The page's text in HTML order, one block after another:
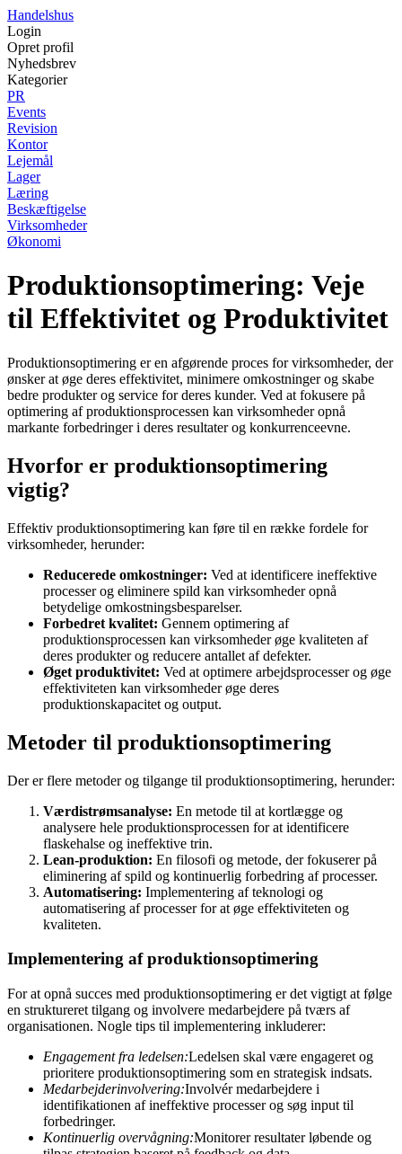
Handelshus
Login
Opret profil
Nyhedsbrev
Kategorier
PR
Events
Revision
Kontor
Lejemål
Lager
Læring
Beskæftigelse
Virksomheder
Økonomi
Produktionsoptimering: Veje
til Effektivitet og Produktivitet
Produktionsoptimering er en afgørende proces for virksomheder, der
ønsker at øge deres effektivitet, minimere omkostninger og skabe
bedre produkter og service for deres kunder. Ved at fokusere på
optimering af produktionsprocessen kan virksomheder opnå
markante forbedringer i deres resultater og konkurrenceevne.
Hvorfor er produktionsoptimering
vigtig?
Effektiv produktionsoptimering kan føre til en række fordele for
virksomheder, herunder:
Reducerede omkostninger: Ved at identificere ineffektive
processer og eliminere spild kan virksomheder opnå
betydelige omkostningsbesparelser.
Forbedret kvalitet: Gennem optimering af
produktionsprocessen kan virksomheder øge kvaliteten af
deres produkter og reducere antallet af defekter.
Øget produktivitet: Ved at optimere arbejdsprocesser og øge
effektiviteten kan virksomheder øge deres
produktionskapacitet og output.
Metoder til produktionsoptimering
Der er flere metoder og tilgange til produktionsoptimering, herunder:
Værdistrømsanalyse: En metode til at kortlægge og
analysere hele produktionsprocessen for at identificere
flaskehalse og ineffektive trin.
Lean-produktion: En filosofi og metode, der fokuserer på
eliminering af spild og kontinuerlig forbedring af processer.
Automatisering: Implementering af teknologi og
automatisering af processer for at øge effektiviteten og
kvaliteten.
Implementering af produktionsoptimering
For at opnå succes med produktionsoptimering er det vigtigt at følge
en struktureret tilgang og involvere medarbejdere på tværs af
organisationen. Nogle tips til implementering inkluderer:
Engagement fra ledelsen:Ledelsen skal være engageret og
prioritere produktionsoptimering som en strategisk indsats.
Medarbejderinvolvering:Involvér medarbejdere i
identifikationen af ineffektive processer og søg input til
forbedringer.
Kontinuerlig overvågning:Monitorer resultater løbende og